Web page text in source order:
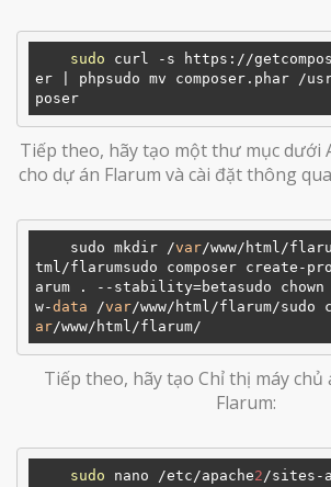
sudo curl -s https://
er | phpsudo mv composer.phar /
Tiếp theo, hãy tạo một thư mục dưới
cho dự án Flarum và cài đặt thông
    sudo mkdir /
var/www/html/
tml/flarumsudo composer create-
arum . --stability=betasudo chown -
w-data /var/www/html/flarum/sudo
ar
Tiếp theo, hãy tạo Chỉ thị máy chủ
Flarum:
sudo nano /etc/apache2 /sites-